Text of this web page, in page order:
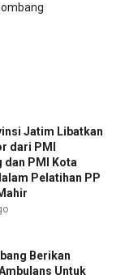
Jatim Libatkan
dari PMI
dan PMI Kota
Pelatihan PP
Berikan
Untuk